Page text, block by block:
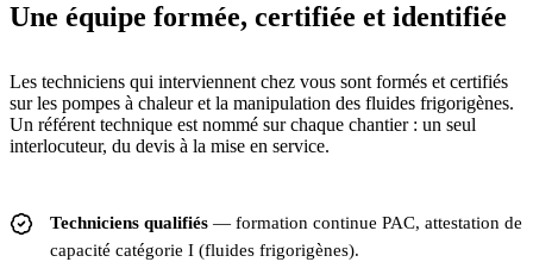
Une équipe formée, certifiée et identifiée
Les techniciens qui interviennent chez vous sont formés et certifiés
sur les pompes à chaleur et la manipulation des fluides frigorigènes.
Un référent technique est nommé sur chaque chantier : un seul
interlocuteur, du devis à la mise en service.
Techniciens qualifiés — formation continue PAC, attestation de
capacité catégorie I (fluides frigorigènes).